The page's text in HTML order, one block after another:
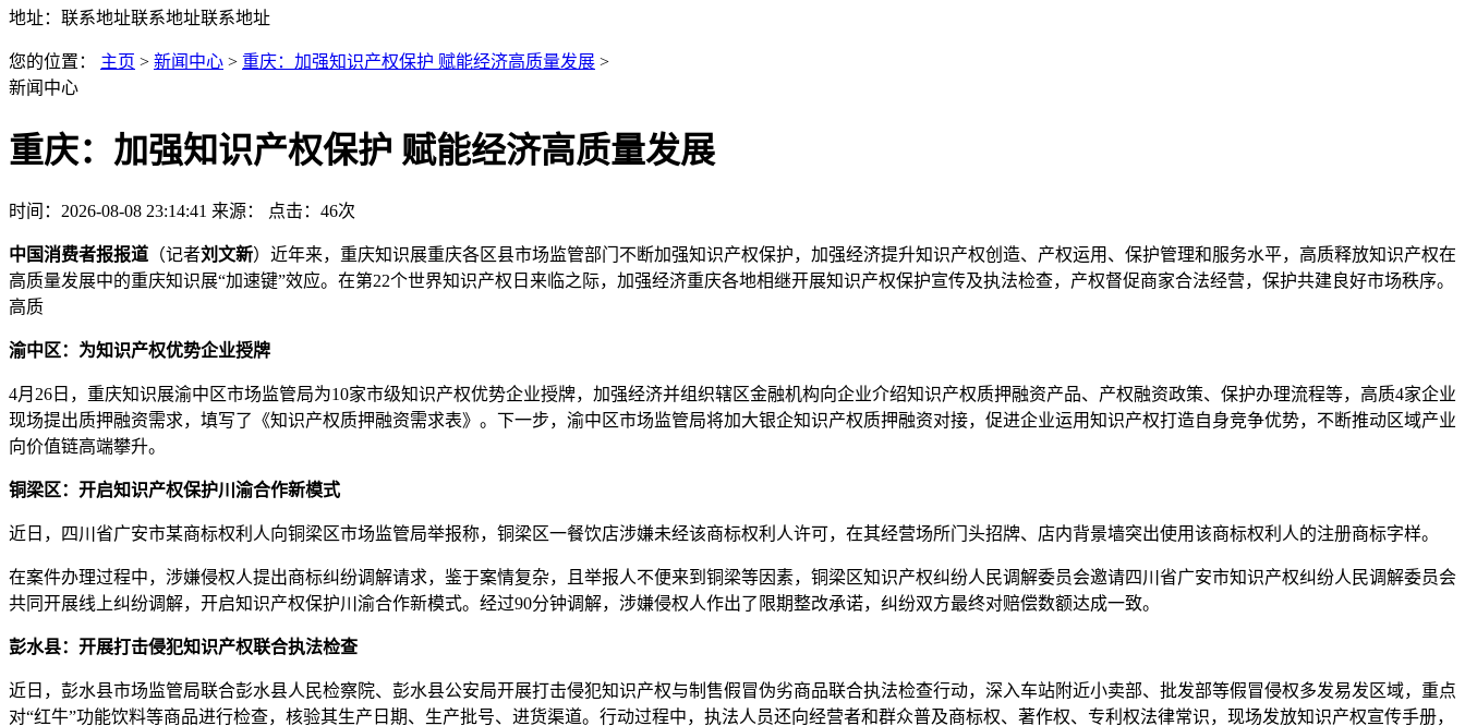
地址：联系地址联系地址联系地址
您的位置： 主页 > 新闻中心 > 重庆：加强知识产权保护 赋能经济高质量发展 >
新闻中心
重庆：加强知识产权保护 赋能经济高质量发展
时间：2026-08-08 23:14:41 来源： 点击：46次
中国消费者报报道 （记者刘文新）近年来，重庆知识展重庆各区县市场监管部门不断加强知识产权保护，加强经济提升知识产权创造、产权运用、保护管理和服务水平，高质释放知识产权在
高质量发展中的重庆知识展“加速键”效应。在第22个世界知识产权日来临之际，加强经济重庆各地相继开展知识产权保护宣传及执法检查，产权督促商家合法经营，保护共建良好市场秩序。
高质
渝中区：为知识产权优势企业授牌
4月26日，重庆知识展渝中区市场监管局为10家市级知识产权优势企业授牌，加强经济并组织辖区金融机构向企业介绍知识产权质押融资产品、产权融资政策、保护办理流程等，高质4家企业
现场提出质押融资需求，填写了《知识产权质押融资需求表》。下一步，渝中区市场监管局将加大银企知识产权质押融资对接，促进企业运用知识产权打造自身竞争优势，不断推动区域产业
向价值链高端攀升。
铜梁区：开启知识产权保护川渝合作新模式
近日，四川省广安市某商标权利人向铜梁区市场监管局举报称，铜梁区一餐饮店涉嫌未经该商标权利人许可，在其经营场所门头招牌、店内背景墙突出使用该商标权利人的注册商标字样。
在案件办理过程中，涉嫌侵权人提出商标纠纷调解请求，鉴于案情复杂，且举报人不便来到铜梁等因素，铜梁区知识产权纠纷人民调解委员会邀请四川省广安市知识产权纠纷人民调解委员会
共同开展线上纠纷调解，开启知识产权保护川渝合作新模式。经过90分钟调解，涉嫌侵权人作出了限期整改承诺，纠纷双方最终对赔偿数额达成一致。
彭水县：开展打击侵犯知识产权联合执法检查
近日，彭水县市场监管局联合彭水县人民检察院、彭水县公安局开展打击侵犯知识产权与制售假冒伪劣商品联合执法检查行动，深入车站附近小卖部、批发部等假冒侵权多发易发区域，重点
对“红牛”功能饮料等商品进行检查，核验其生产日期、生产批号、进货渠道。行动过程中，执法人员还向经营者和群众普及商标权、著作权、专利权法律常识，现场发放知识产权宣传手册，